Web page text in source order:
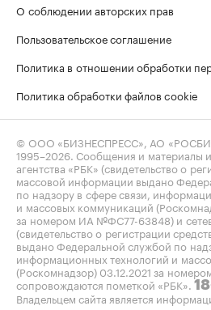
О соблюдении авторских прав
Пользовательское соглашение
Политика в отношении обработки
Политика обработки файлов cookie
© ООО «БИЗНЕСПРЕСС», АО
1995–2026 . Сообщения и материалы
агентства «РБК» (свидетельство о
массовой информации выдано
по надзору в сфере связи,
и массовых коммуникаций
за номером ИА №ФС77-63848) и
(свидетельство о регистрации
выдано Федеральной службой по
информационных технологий и
(Роскомнадзор) 03.12.2021 за
сопровождаются пометкой «РБК».
Владельцем сайта является